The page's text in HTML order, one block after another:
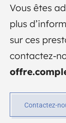
Vous êtes
plus
sur ces
contactez-
Contactez-